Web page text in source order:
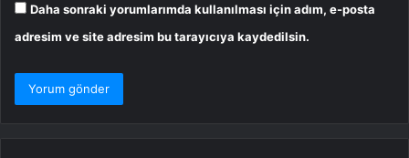
Daha sonraki yorumlarımda kullanılması için adım, e-posta
adresim ve site adresim bu tarayıcıya kaydedilsin.